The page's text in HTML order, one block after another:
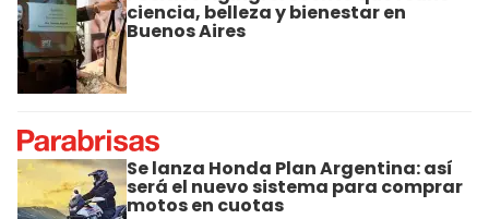
ciencia, belleza y bienestar en
Buenos Aires
Se lanza Honda Plan Argentina: así
será el nuevo sistema para comprar
motos en cuotas